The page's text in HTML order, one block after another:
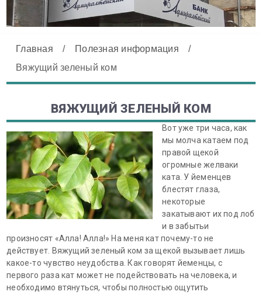
Главная / Полезная информация
/
Вяжущий зеленый ком
ВЯЖУЩИЙ ЗЕЛЕНЫЙ КОМ
Вот уже три часа, как
мы молча катаем под
правой щекой
огромные желваки
ката. У йеменцев
блестят глаза,
некоторые
закатывают их под лоб
и в забытьи
произносят «Алла! Алла!» На меня кат почему-то не
действует. Вяжущий зеленый ком за щекой вызывает лишь
какое-то чувство неудобства. Как говорят йеменцы, с
первого раза кат может не подействовать на человека, и
необходимо втянуться, чтобы полностью ощутить